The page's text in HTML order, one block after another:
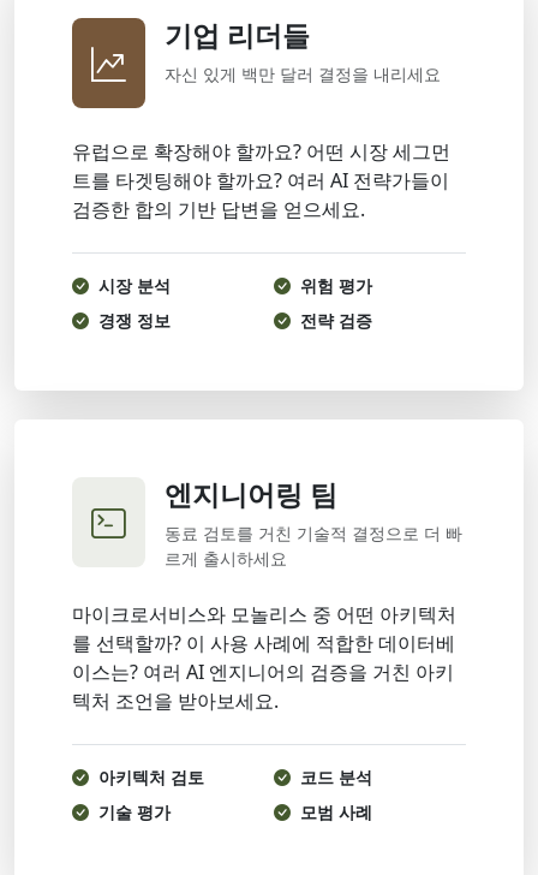
기업 리더들
자신 있게 백만 달러 결정을 내리세요
유럽으로 확장해야 할까요? 어떤 시장 세그먼
트를 타겟팅해야 할까요? 여러 AI 전략가들이
검증한 합의 기반 답변을 얻으세요.
시장 분석
위험 평가
경쟁 정보
전략 검증
엔지니어링 팀
동료 검토를 거친 기술적 결정으로 더 빠
르게 출시하세요
마이크로서비스와 모놀리스 중 어떤 아키텍처
를 선택할까? 이 사용 사례에 적합한 데이터베
이스는? 여러 AI 엔지니어의 검증을 거친 아키
텍처 조언을 받아보세요.
아키텍처 검토
코드 분석
기술 평가
모범 사례